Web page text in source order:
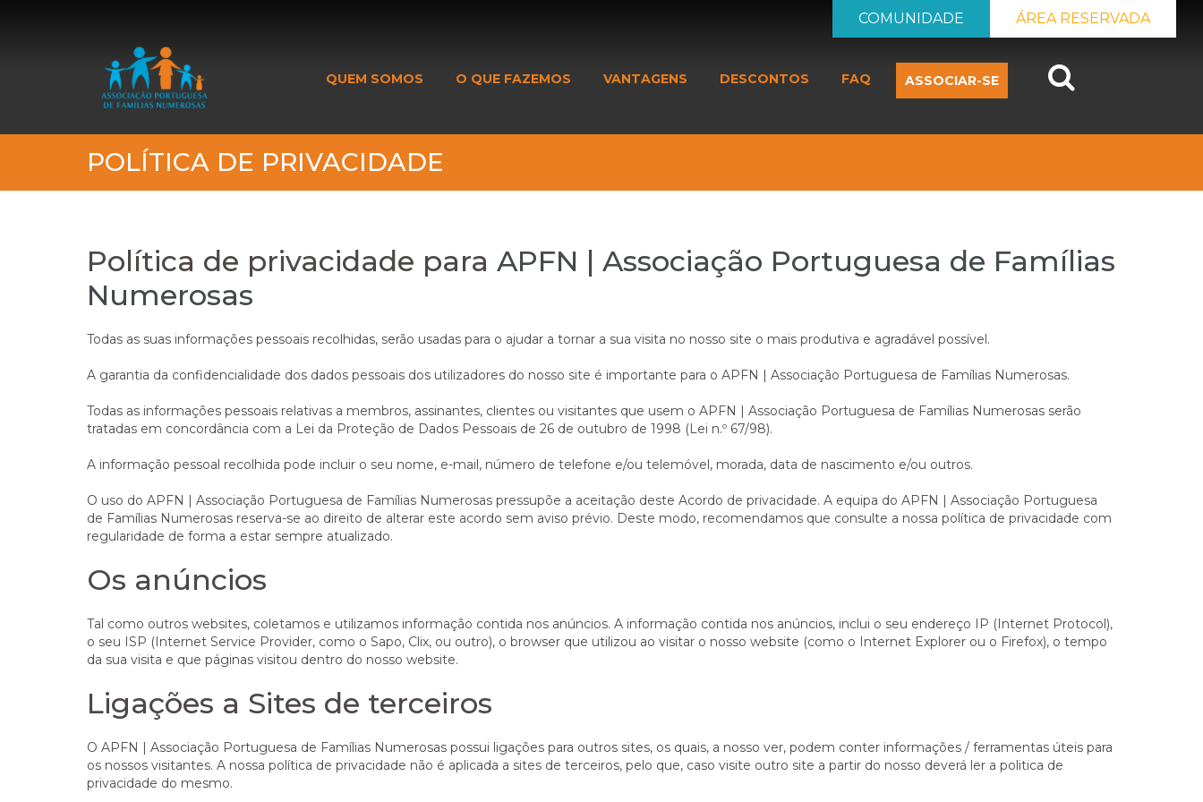
ÁREA RESERVADA
COMUNIDADE
QUEM SOMOS O QUE FAZEMOS VANTAGENS DESCONTOS FAQ ASSOCIAR-SE
POLÍTICA DE PRIVACIDADE
Política de privacidade para APFN | Associação Portuguesa de Famílias
Numerosas
Todas as suas informações pessoais recolhidas, serão usadas para o ajudar a tornar a sua visita no nosso site o mais produtiva e agradável possível.
A garantia da confidencialidade dos dados pessoais dos utilizadores do nosso site é importante para o APFN | Associação Portuguesa de Famílias Numerosas.
Todas as informações pessoais relativas a membros, assinantes, clientes ou visitantes que usem o APFN | Associação Portuguesa de Famílias Numerosas serão
tratadas em concordância com a Lei da Proteção de Dados Pessoais de 26 de outubro de 1998 (Lei n.º 67/98).
A informação pessoal recolhida pode incluir o seu nome, e-mail, número de telefone e/ou telemóvel, morada, data de nascimento e/ou outros.
O uso do APFN | Associação Portuguesa de Famílias Numerosas pressupõe a aceitação deste Acordo de privacidade. A equipa do APFN | Associação Portuguesa
de Famílias Numerosas reserva-se ao direito de alterar este acordo sem aviso prévio. Deste modo, recomendamos que consulte a nossa política de privacidade com
regularidade de forma a estar sempre atualizado.
Os anúncios
Tal como outros websites, coletamos e utilizamos informação contida nos anúncios. A informação contida nos anúncios, inclui o seu endereço IP (Internet Protocol),
o seu ISP (Internet Service Provider, como o Sapo, Clix, ou outro), o browser que utilizou ao visitar o nosso website (como o Internet Explorer ou o Firefox), o tempo
da sua visita e que páginas visitou dentro do nosso website.
Ligações a Sites de terceiros
O APFN | Associação Portuguesa de Famílias Numerosas possui ligações para outros sites, os quais, a nosso ver, podem conter informações / ferramentas úteis para
os nossos visitantes. A nossa política de privacidade não é aplicada a sites de terceiros, pelo que, caso visite outro site a partir do nosso deverá ler a politica de
privacidade do mesmo.